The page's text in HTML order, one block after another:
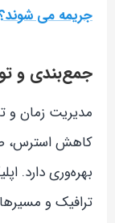
جریمه می
جمع‌بندی و
مدیریت زمان و
کاهش استرس،
بهره‌وری دارد.
ترافیک و